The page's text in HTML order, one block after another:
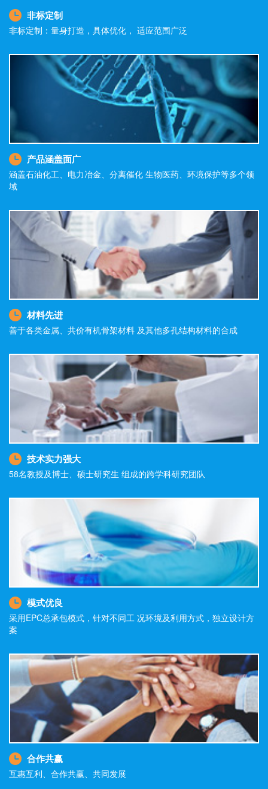
非标定制
非标定制：量身打造，具体优化， 适应范围广泛
产品涵盖面广
涵盖石油化工、电力冶金、分离催化 生物医药、环境保护等多个领
域
材料先进
善于各类金属、共价有机骨架材料 及其他多孔结构材料的合成
技术实力强大
58名教授及博士、硕士研究生 组成的跨学科研究团队
模式优良
采用EPC总承包模式，针对不同工 况环境及利用方式，独立设计方
案
合作共赢
互惠互利、合作共赢、共同发展